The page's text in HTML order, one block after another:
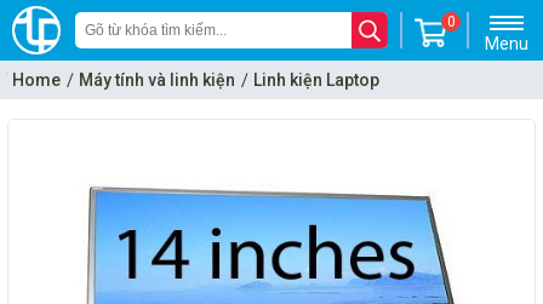
Menu
0
Home Máy tính và linh kiện
Linh kiện Laptop
LCD Laptop (Màn hình Laptop)